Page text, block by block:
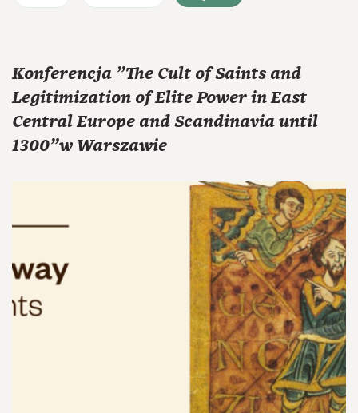
Konferencja "The Cult of Saints and
Legitimization of Elite Power in East
Central Europe and Scandinavia until
1300"w Warszawie